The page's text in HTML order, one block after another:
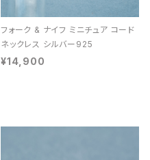
フォーク & ナイフ ミニチュア コード
ネックレス シルバー925
¥14,900